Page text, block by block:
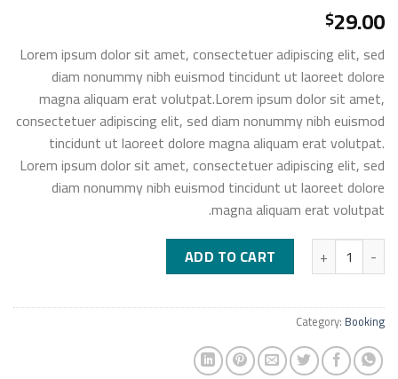
$29.00
Lorem ipsum dolor sit amet, consectetuer adipiscing elit, sed
diam nonummy nibh euismod tincidunt ut laoreet dolore
magna aliquam erat volutpat.Lorem ipsum dolor sit amet,
consectetuer adipiscing elit, sed diam nonummy nibh euismod
tincidunt ut laoreet dolore magna aliquam erat volutpat.
Lorem ipsum dolor sit amet, consectetuer adipiscing elit, sed
diam nonummy nibh euismod tincidunt ut laoreet dolore
magna aliquam erat volutpat.
Weekend in San Fransico quantity
ADD TO CART
Category: Booking